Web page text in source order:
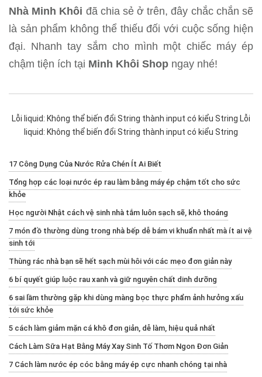
Nhà Minh Khôi đã chia sẻ ở trên, đây chắc chắn sẽ
là sản phẩm không thể thiếu đối với cuộc sống hiện
đại. Nhanh tay sắm cho mình một chiếc máy ép
chậm tiện ích tại Minh Khôi Shop ngay nhé!
Lỗi liquid: Không thể biến đổi String thành input có kiểu String Lỗi
liquid: Không thể biến đổi String thành input có kiểu String
17 Công Dụng Của Nước Rửa Chén Ít Ai Biết
Tổng hợp các loại nước ép rau làm bằng máy ép chậm tốt cho sức
khỏe
Học người Nhật cách vệ sinh nhà tắm luôn sạch sẽ, khô thoáng
7 món đồ thường dùng trong nhà bếp dễ bám vi khuẩn nhất mà ít ai vệ
sinh tới
Thùng rác nhà bạn sẽ hết sạch mùi hôi với các mẹo đơn giản này
6 bí quyết giúp luộc rau xanh và giữ nguyên chất dinh dưỡng
6 sai lầm thường gặp khi dùng màng bọc thực phẩm ảnh hưởng xấu
tới sức khỏe
5 cách làm giảm mặn cá khô đơn giản, dễ làm, hiệu quả nhất
Cách Làm Sữa Hạt Bằng Máy Xay Sinh Tố Thơm Ngon Đơn Giản
7 Cách làm nước ép cóc bằng máy ép cực nhanh chóng tại nhà